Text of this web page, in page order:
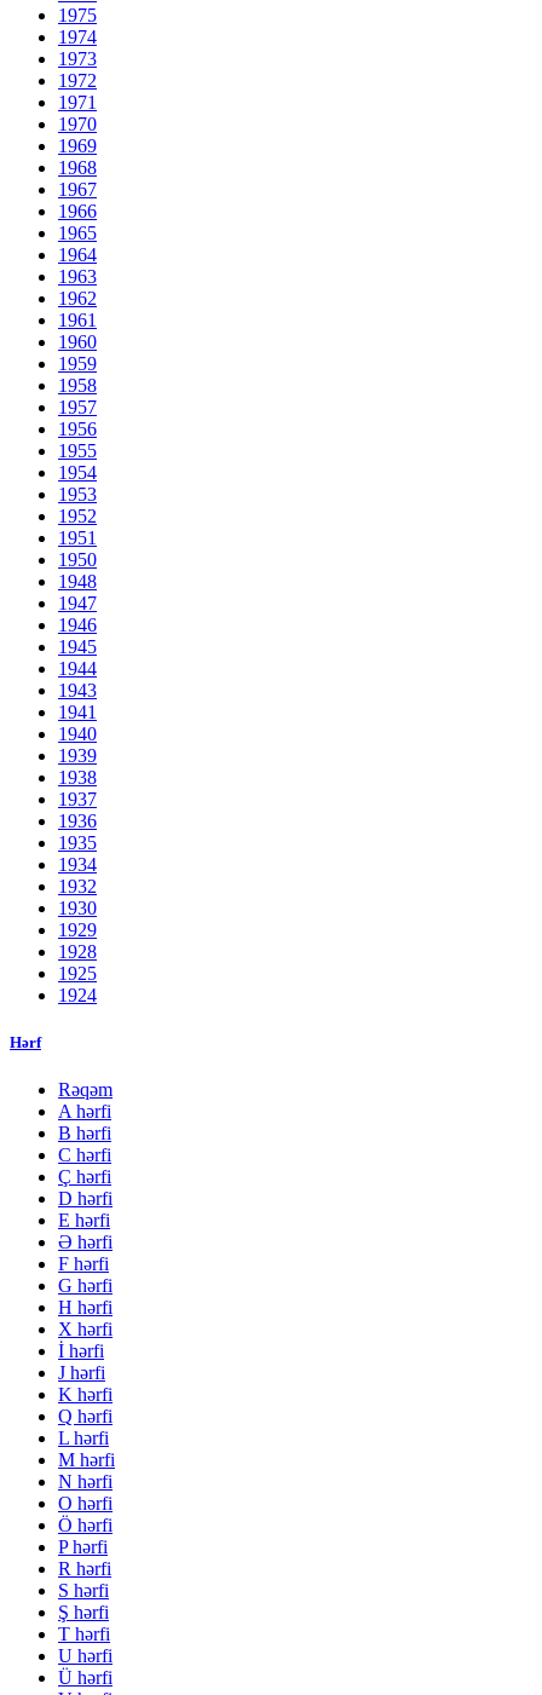
1975
1974
1973
1972
1971
1970
1969
1968
1967
1966
1965
1964
1963
1962
1961
1960
1959
1958
1957
1956
1955
1954
1953
1952
1951
1950
1948
1947
1946
1945
1944
1943
1941
1940
1939
1938
1937
1936
1935
1934
1932
1930
1929
1928
1925
1924
Hərf
Rəqəm
A hərfi
B hərfi
C hərfi
Ç hərfi
D hərfi
E hərfi
Ə hərfi
F hərfi
G hərfi
H hərfi
X hərfi
İ hərfi
J hərfi
K hərfi
Q hərfi
L hərfi
M hərfi
N hərfi
O hərfi
Ö hərfi
P hərfi
R hərfi
S hərfi
Ş hərfi
T hərfi
U hərfi
Ü hərfi